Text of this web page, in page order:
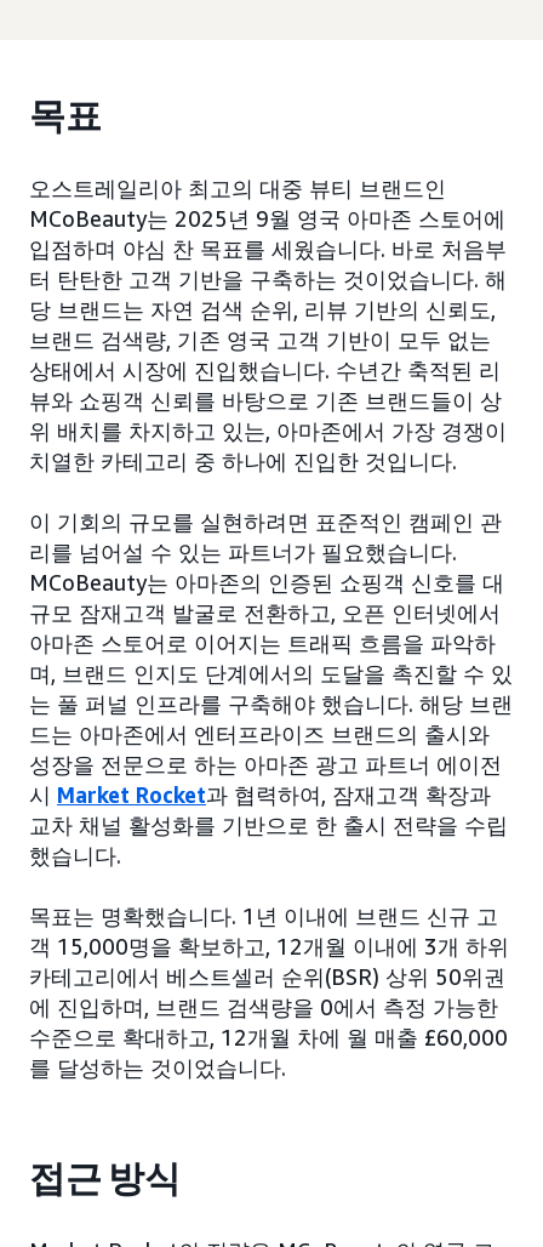
목표
오스트레일리아 최고의 대중 뷰티 브랜드인
MCoBeauty는 2025년 9월 영국 아마존 스토어에
입점하며 야심 찬 목표를 세웠습니다. 바로 처음부
터 탄탄한 고객 기반을 구축하는 것이었습니다. 해
당 브랜드는 자연 검색 순위, 리뷰 기반의 신뢰도,
브랜드 검색량, 기존 영국 고객 기반이 모두 없는
상태에서 시장에 진입했습니다. 수년간 축적된 리
뷰와 쇼핑객 신뢰를 바탕으로 기존 브랜드들이 상
위 배치를 차지하고 있는, 아마존에서 가장 경쟁이
치열한 카테고리 중 하나에 진입한 것입니다.
이 기회의 규모를 실현하려면 표준적인 캠페인 관
리를 넘어설 수 있는 파트너가 필요했습니다.
MCoBeauty는 아마존의 인증된 쇼핑객 신호를 대
규모 잠재고객 발굴로 전환하고, 오픈 인터넷에서
아마존 스토어로 이어지는 트래픽 흐름을 파악하
며, 브랜드 인지도 단계에서의 도달을 촉진할 수 있
는 풀 퍼널 인프라를 구축해야 했습니다. 해당 브랜
드는 아마존에서 엔터프라이즈 브랜드의 출시와
성장을 전문으로 하는 아마존 광고 파트너 에이전
시 Market Rocket과 협력하여, 잠재고객 확장과
교차 채널 활성화를 기반으로 한 출시 전략을 수립
했습니다.
목표는 명확했습니다. 1년 이내에 브랜드 신규 고
객 15,000명을 확보하고, 12개월 이내에 3개 하위
카테고리에서 베스트셀러 순위(BSR) 상위 50위권
에 진입하며, 브랜드 검색량을 0에서 측정 가능한
수준으로 확대하고, 12개월 차에 월 매출 £60,000
를 달성하는 것이었습니다.
접근 방식